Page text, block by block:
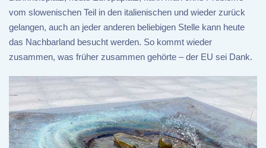
vom slowenischen Teil in den italienischen und wieder zurück
gelangen, auch an jeder anderen beliebigen Stelle kann heute
das Nachbarland besucht werden. So kommt wieder
zusammen, was früher zusammen gehörte – der EU sei Dank.